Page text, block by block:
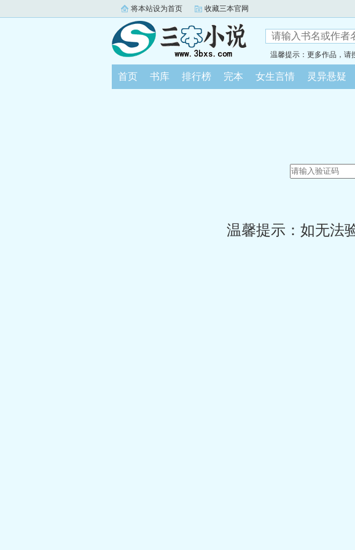
将本站设为首页 收藏三本官网
温馨提示：更多作品，请
首页 书库 排行榜 完本 女生言情 灵异悬疑
温馨提示：如无法